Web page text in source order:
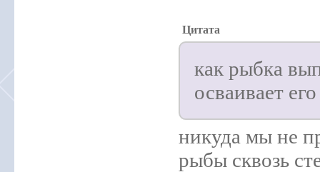
Цитата
как рыбка
осваивает его
никуда мы не
рыбы сквозь